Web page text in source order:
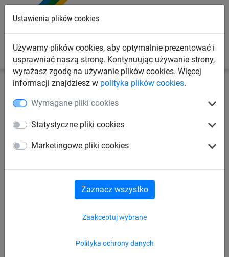
Ustawienia plików cookies
Używamy plików cookies, aby optymalnie prezentować i
usprawniać naszą stronę. Kontynuując używanie strony,
wyrażasz zgodę na używanie plików cookies. Więcej
informacji znajdziesz w polityka plików cookies.
Wymagane pliki cookies
Statystyczne pliki cookies
Marketingowe pliki cookies
Polityka ochrony danych
Zaakceptuj wybrane
Zaznacz wszystko
siatkówki plażowej
Siatka treningowa do
siatkówki plażowej (PE
ø 2 mm, 1 x 9,50 m)